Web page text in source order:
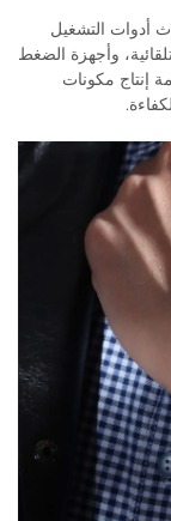
أدوات التشغيل
وأجهزة الضغط
إنتاج مكونات